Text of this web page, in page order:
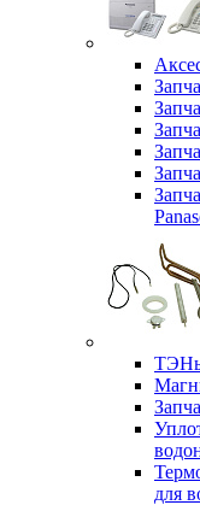
ТЭНы
для